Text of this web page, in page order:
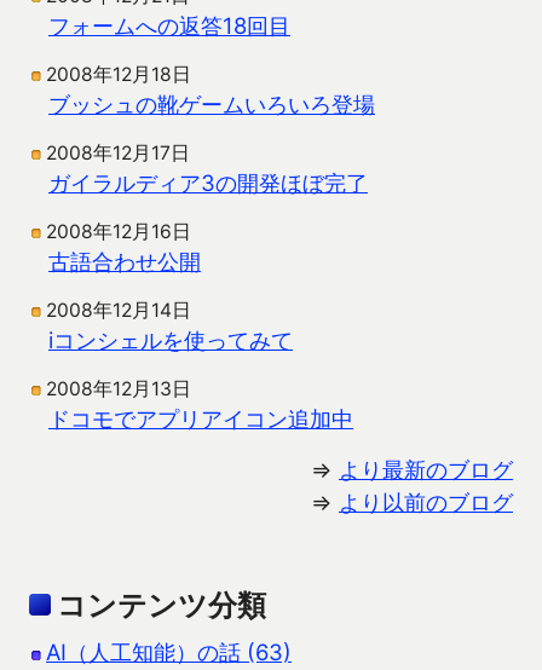
フォームへの返答18回目
2008年12月18日
ブッシュの靴ゲームいろいろ登場
2008年12月17日
ガイラルディア3の開発ほぼ完了
2008年12月16日
古語合わせ公開
2008年12月14日
iコンシェルを使ってみて
2008年12月13日
ドコモでアプリアイコン追加中
⇒ より最新のブログ
⇒ より以前のブログ
コンテンツ分類
AI（人工知能）の話 (63)